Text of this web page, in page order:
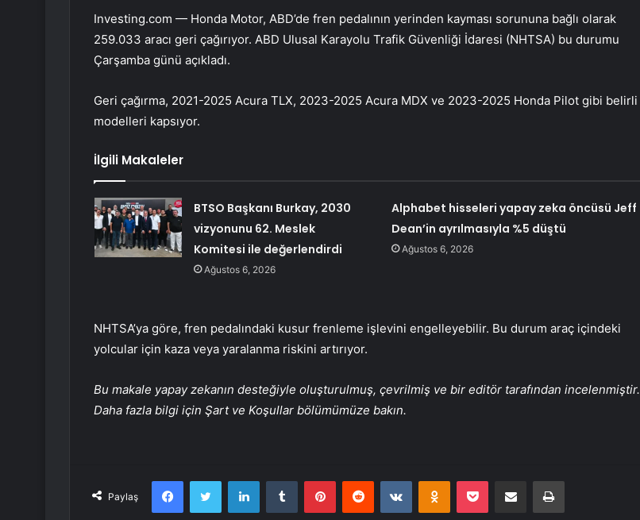
Investing.com — Honda Motor, ABD’de fren pedalının yerinden kayması sorununa bağlı olarak
259.033 aracı geri çağırıyor. ABD Ulusal Karayolu Trafik Güvenliği İdaresi (NHTSA) bu durumu
Çarşamba günü açıkladı.
Geri çağırma, 2021-2025 Acura TLX, 2023-2025 Acura MDX ve 2023-2025 Honda Pilot gibi belirli
modelleri kapsıyor.
İlgili Makaleler
BTSO Başkanı Burkay, 2030
vizyonunu 62. Meslek
Komitesi ile değerlendirdi
Ağustos 6, 2026
Alphabet hisseleri yapay zeka öncüsü Jeff
Dean’in ayrılmasıyla %5 düştü
Ağustos 6, 2026
NHTSA’ya göre, fren pedalındaki kusur frenleme işlevini engelleyebilir. Bu durum araç içindeki
yolcular için kaza veya yaralanma riskini artırıyor.
Bu makale yapay zekanın desteğiyle oluşturulmuş, çevrilmiş ve bir editör tarafından incelenmiştir.
Daha fazla bilgi için Şart ve Koşullar bölümümüze bakın.
Paylaş
FacebookTwitter LinkedInTumblr PinterestReddit VKontakteOdnoklassniki
Pocket E-Posta ile paylaş Yazdır